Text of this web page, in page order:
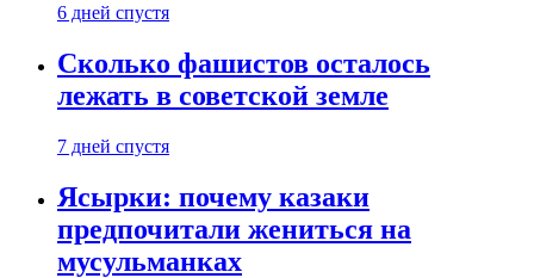
6 дней спустя
Сколько фашистов осталось
лежать в советской земле
7 дней спустя
Ясырки: почему казаки
предпочитали жениться на
мусульманках